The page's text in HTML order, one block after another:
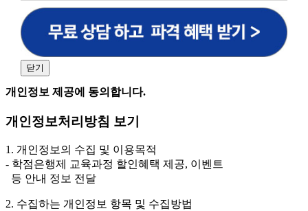
원격평생교육원을 비롯한 해커스 교육그룹의 새로운 서
비스 신상품이나 이벤트, 최신 정보 안내 등 신청자의 취
향에 맞는 최적의 서비스를 제공하기 위함.
어, 해커스일본어, 해커스잡, 해커스금융, 해커스임용, 해커스공무
원, 해커스경찰, 해커스소방, 해커스공인중개사, 해커스주택관리
사, 해커스편입 등)
3. 개인정보 보유/이용 기간: 법령상 정하는 경우를 제
외하고는 회원탈퇴 시까지 이용 및 보관합니다. 단, 비회
원이거나 상담 시로부터 3년 이내 탈퇴하는 자의 경우,
소비자 불만 또는 분쟁처리를 위해 3년간 보관합니다.
의 경우에는 상담 신청이 제한됩니다.
닫기
개인정보 제공에 동의합니다.
개인정보처리방침 보기
1. 개인정보의 수집 및 이용목적
- 학점은행제 교육과정 할인혜택 제공, 이벤트
등 안내 정보 전달
2. 수집하는 개인정보 항목 및 수집방법